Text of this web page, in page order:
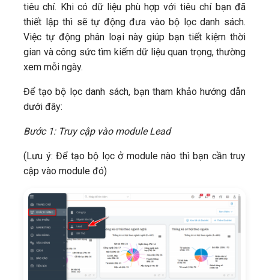
tiêu chí. Khi có dữ liệu phù hợp với tiêu chí bạn đã
thiết lập thì sẽ tự động đưa vào bộ lọc danh sách.
Việc tự động phân loại này giúp bạn tiết kiệm thời
gian và công sức tìm kiếm dữ liệu quan trọng, thường
xem mỗi ngày.
Để tạo bộ lọc danh sách, bạn tham khảo hướng dẫn
dưới đây:
Bước 1: Truy cập vào module Lead
(Lưu ý: Để tạo bộ lọc ở module nào thì bạn cần truy
cập vào module đó)